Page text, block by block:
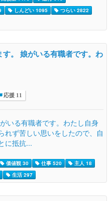
しんどい 1095
つらい 2822
。 娘がいる有職者です。わ
応援 11
いる有職者です。わたし自身
れず苦しい思いをしたので、自
に抵抗...
価値観 30 仕事 520
主人 18
生活 297